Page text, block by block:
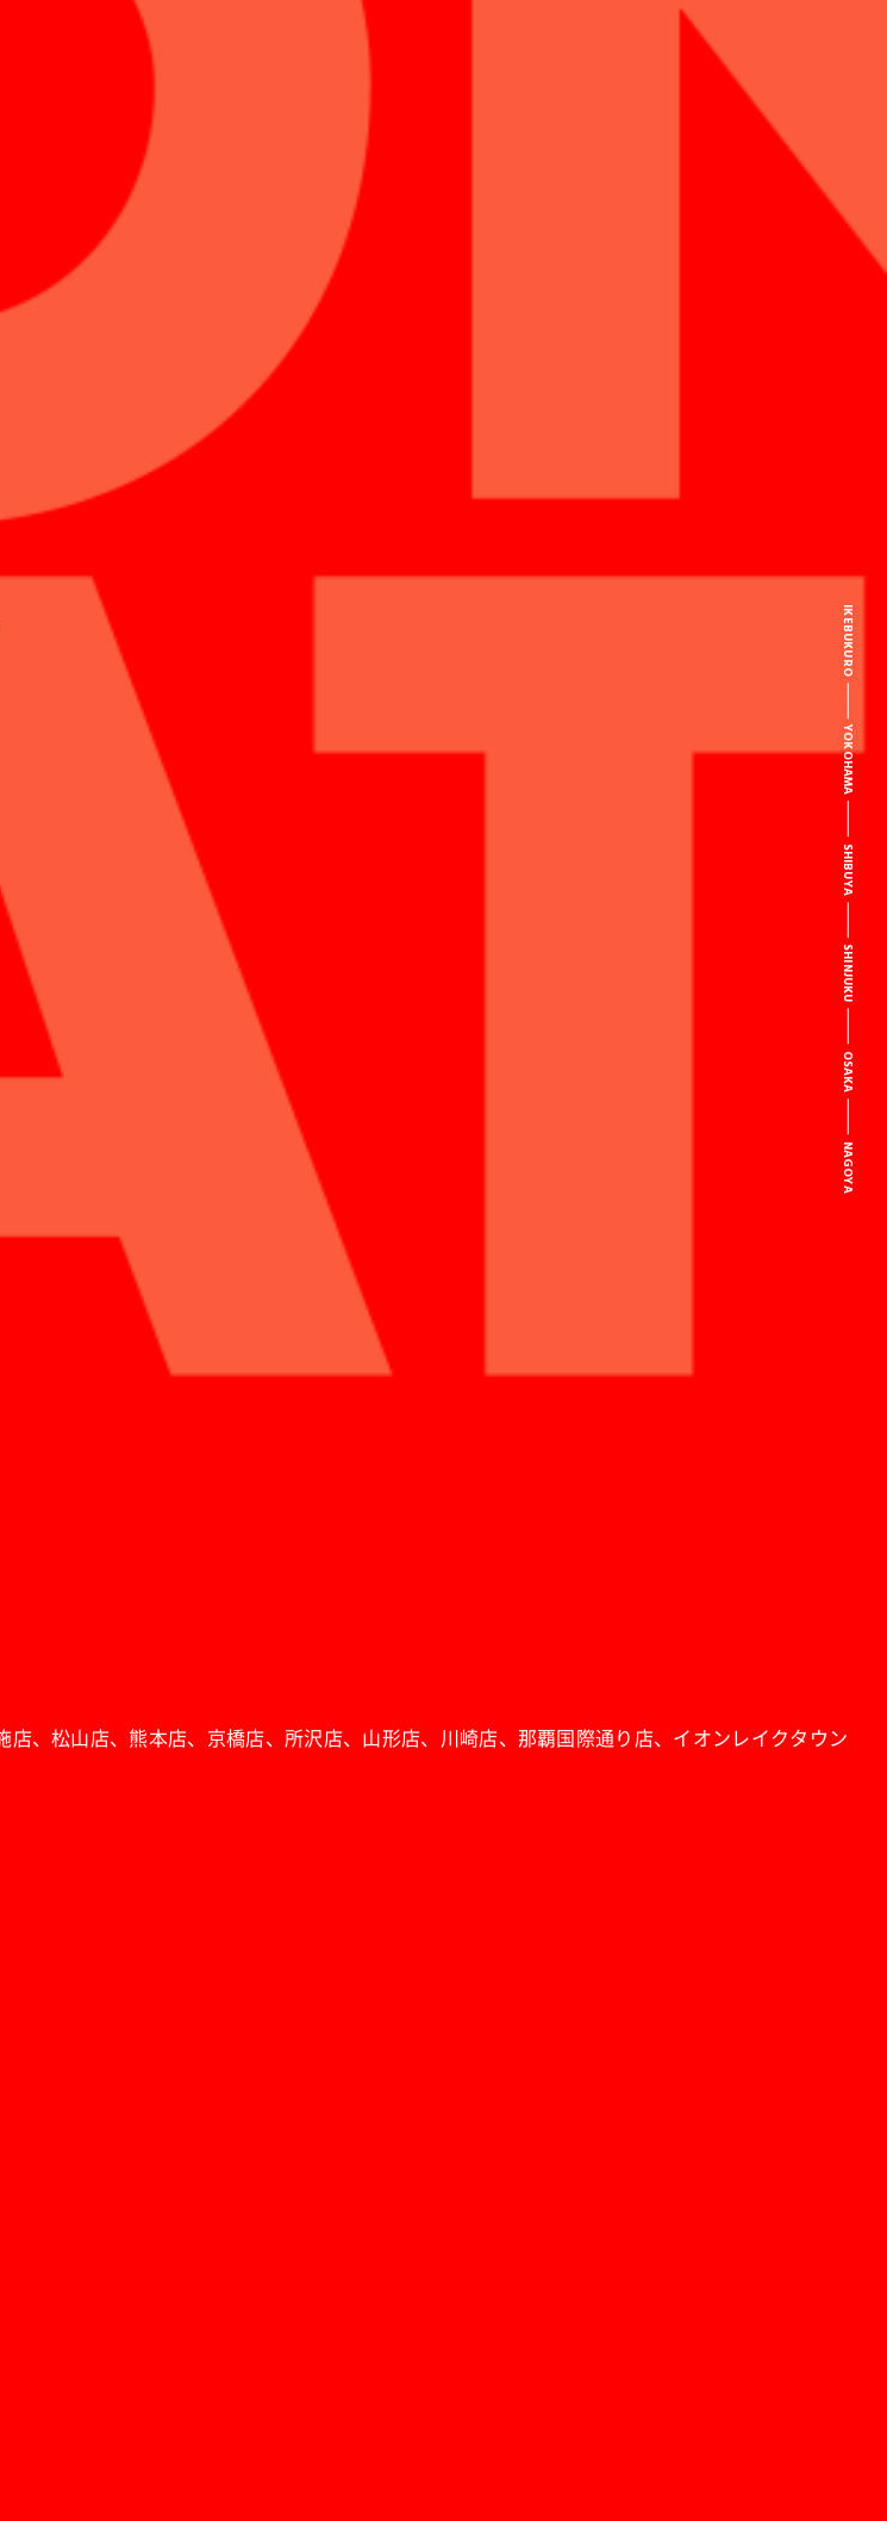
、松山店、熊本店、京橋店、所沢店、山形店、川崎店、那覇国際通り店、イオンレイクタウン
IKEBUKURO
YOKOHAMA
SHIBUYA
SHINJUKU
OSAKA
NAGOYA